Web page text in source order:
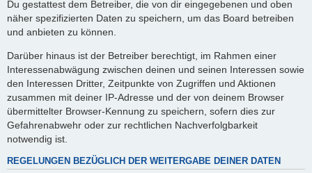
Du gestattest dem Betreiber, die von dir eingegebenen und oben
näher spezifizierten Daten zu speichern, um das Board betreiben
und anbieten zu können.
Darüber hinaus ist der Betreiber berechtigt, im Rahmen einer
Interessenabwägung zwischen deinen und seinen Interessen sowie
den Interessen Dritter, Zeitpunkte von Zugriffen und Aktionen
zusammen mit deiner IP-Adresse und der von deinem Browser
übermittelter Browser-Kennung zu speichern, sofern dies zur
Gefahrenabwehr oder zur rechtlichen Nachverfolgbarkeit
notwendig ist.
REGELUNGEN BEZÜGLICH DER WEITERGABE DEINER DATEN